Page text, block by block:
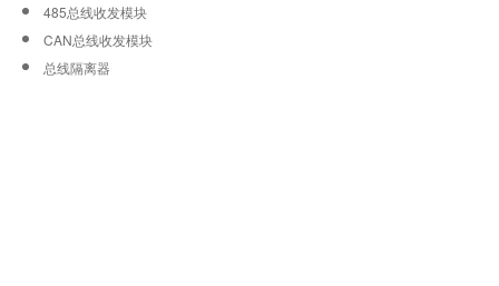
485总线收发模块
CAN总线收发模块
总线隔离器